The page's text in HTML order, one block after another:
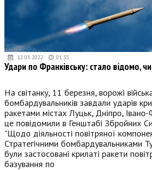
12.03.2022 01:35
Удари по Франківську: стало відомо,
На світанку, 11 березня, ворожі
бомбардувальників завдали ударів
ракетами містах Луцьк, Дніпро, Івано-
це повідомили в Генштабі Збройних
"Щодо діяльності повітряної
Стратегічними
були застосовані крилаті ракети
базування по